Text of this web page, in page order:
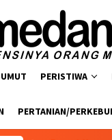
PERISTIWA
PERTANIAN/